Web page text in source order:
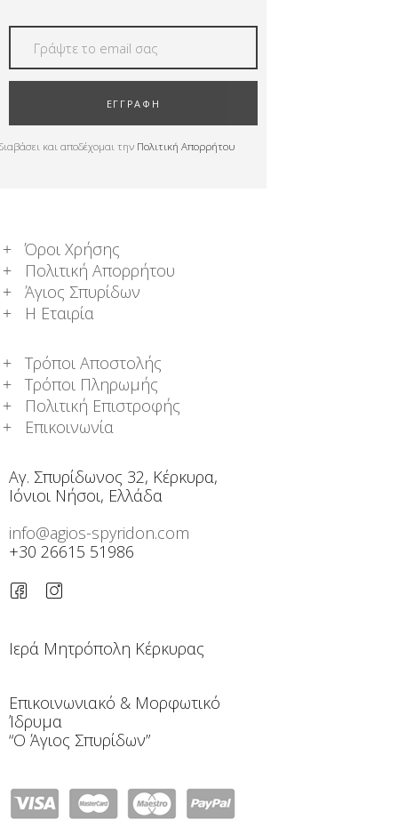
ΕΓΓΡΑΦΗ
και αποδέχομαι την Πολιτική Απορρήτου
Όροι Χρήσης
Πολιτική Απορρήτου
Άγιος Σπυρίδων
Η Εταιρία
Τρόποι Αποστολής
Τρόποι Πληρωμής
Πολιτική Επιστροφής
Επικοινωνία
Αγ. Σπυρίδωνος 32, Κέρκυρα,
Ιόνιοι Νήσοι, Ελλάδα
info@agios-spyridon.com
+30 26615 51986
Ιερά Μητρόπολη Κέρκυρας
Επικοινωνιακό & Μορφωτικό
Ίδρυμα
“Ο Άγιος Σπυρίδων”